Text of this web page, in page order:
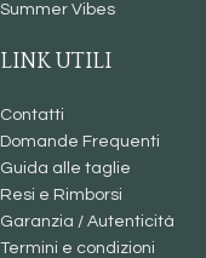
Summer Vibes
LINK UTILI
Contatti
Domande Frequenti
Guida alle taglie
Resi e Rimborsi
Garanzia / Autenticità
Termini e condizioni